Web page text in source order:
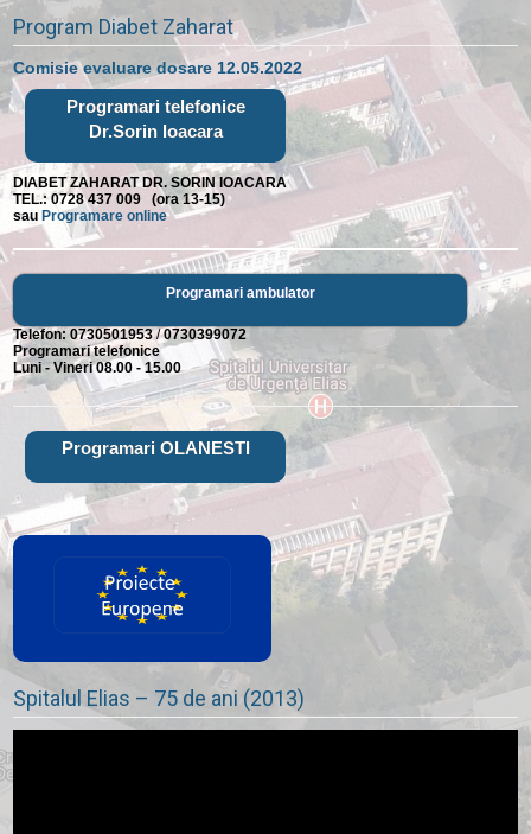
Program Diabet Zaharat
Comisie evaluare dosare 12.05.2022
Programari telefonice
Dr.Sorin Ioacara
DIABET ZAHARAT DR. SORIN IOACARA
TEL.: 0728 437 009 (ora 13-15)
sau Programare online
Programari ambulator
Telefon:0730501953/0730399072
Programari telefonice
Luni - Vineri 08.00 - 15.00
Programari OLANESTI
Spitalul Elias – 75 de ani (2013)
video